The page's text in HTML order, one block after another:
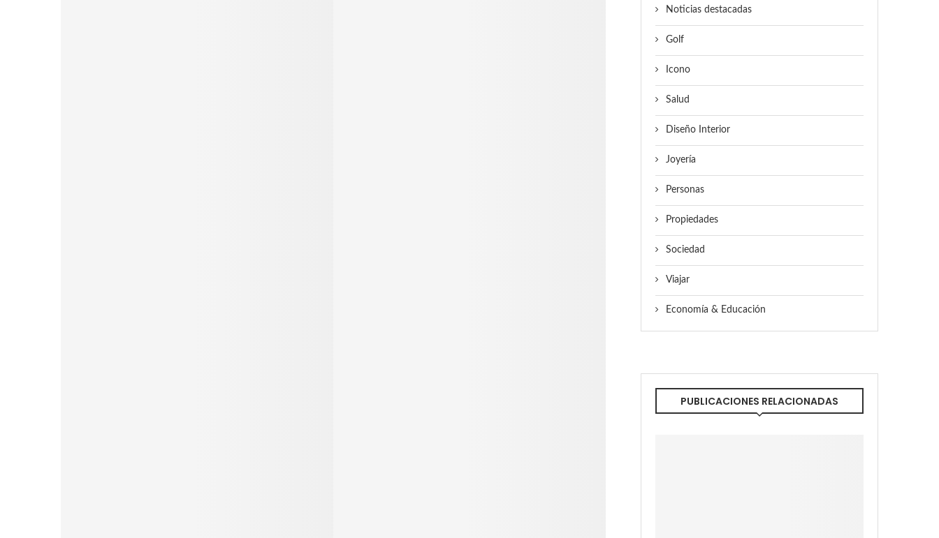
Noticias destacadas
Golf
Icono
Salud
Diseño Interior
Joyería
Personas
Propiedades
Sociedad
Viajar
Economía & Educación
PUBLICACIONES RELACIONADAS